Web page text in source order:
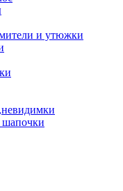
и утюжки
шапочки